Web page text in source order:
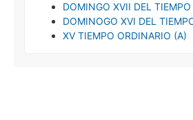
DOMINGO XVII DEL
DOMINOGO XVI DEL
XV TIEMPO ORDINARIO (A)